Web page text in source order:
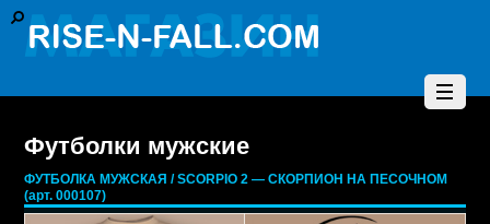
Футболки мужские
ФУТБОЛКА МУЖСКАЯ / SCORPIO 2 — СКОРПИОН НА ПЕСОЧНОМ
(арт. 000107)